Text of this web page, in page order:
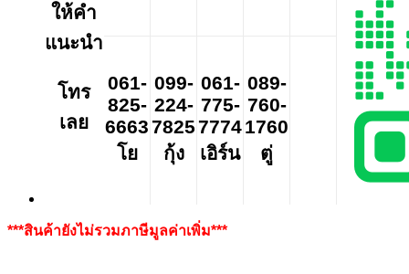
ให้คำ
แนะนำ
โทร
เลย
061-
825-
6663
โย
099-
224-
7825
กุ้ง
061-
775-
7774
เอิร์น
089-
760-
1760
ตู่
***สินค้ายังไม่รวมภาษีมูลค่าเพิ่ม***